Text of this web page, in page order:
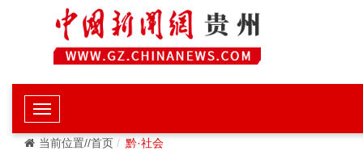
当前位置//首页 黔·社会